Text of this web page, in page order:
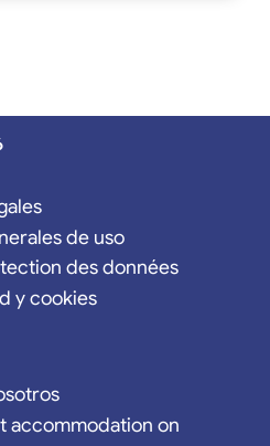
de uso
des données
y cookies
accommodation on